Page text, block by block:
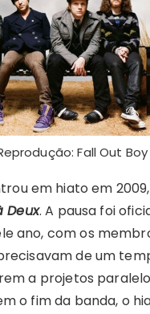
Fall Out Boy
em hiato em
Deux. A pausa foi
ano, com os
de um
a projetos
o fim da banda, o